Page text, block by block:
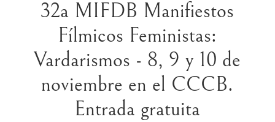
32a MIFDB Manifiestos
Fílmicos Feministas:
Vardarismos - 8, 9 y 10 de
noviembre en el CCCB.
Entrada gratuita